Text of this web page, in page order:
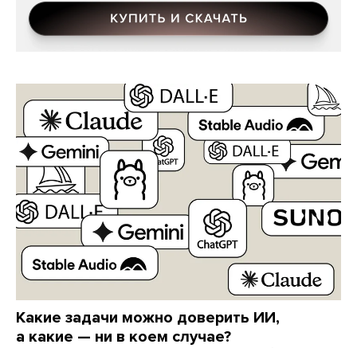
Какие задачи можно доверить ИИ,
а какие — ни в коем случае?